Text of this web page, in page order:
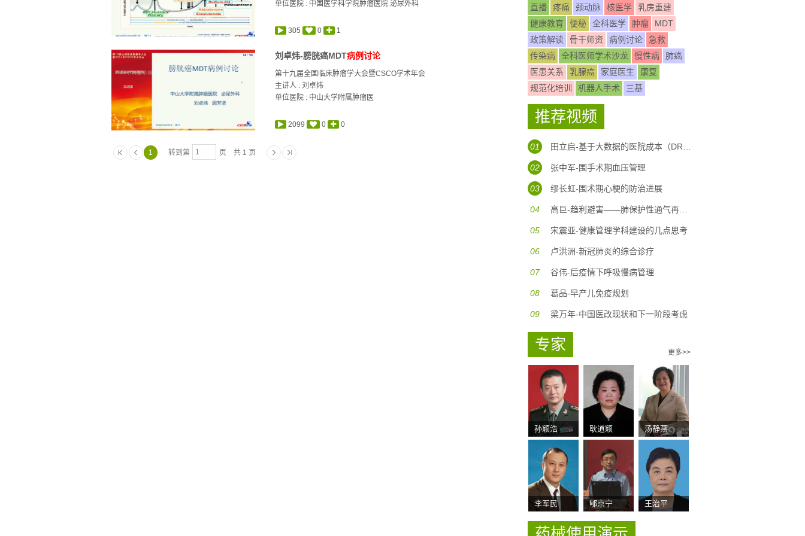
单位医院 : 中国医学科学院肿瘤医院 泌尿外科
305 0 1
刘卓炜-膀胱癌MDT病例讨论
第十九届全国临床肿瘤学大会暨CSCO学术年会
主讲人 : 刘卓炜
单位医院 : 中山大学附属肿瘤医
2099 0 0
1 转到第 页 共 1 页
直播 疼痛 颈动脉 核医学
乳房重建
健康教育
便秘 全科医学 肿瘤
MDT
政策解读
骨干师资 病例讨论
急救
传染病
全科医师学术沙龙 慢性病
肺癌
医患关系
乳腺癌 家庭医生
康复
规范化培训
机器人手术 三基
推荐视频
01 田立启-基于大数据的医院成本（DRG DIP)核算体系构建
02 张中军-围手术期血压管理
03 缪长虹-围术期心梗的防治进展
04 高巨-趋利避害——肺保护性通气再认识
05 宋震亚-健康管理学科建设的几点思考
06 卢洪洲-新冠肺炎的综合诊疗
07 谷伟-后疫情下呼吸慢病管理
08 葛品-早产儿免疫规划
09 梁万年-中国医改现状和下一阶段考虑
专家 更多>>
孙颖浩 耿道颖 汤静燕
李军民 郇京宁 王治平